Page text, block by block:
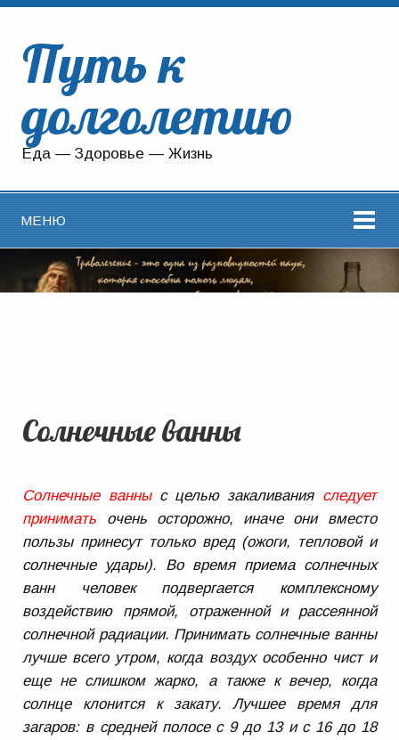
Путь к
долголетию
Еда — Здоровье — Жизнь
МЕНЮ
Солнечные ванны
Солнечные ванныс целью закаливанияследует
принимать очень осторожно, иначе они вместо
пользы принесут только вред (ожоги, тепловой и
солнечные удары). Во время приема солнечных
ванн человек подвергается комплексному
воздействию прямой, отраженной и рассеянной
солнечной радиации. Принимать солнечные ванны
лучше всего утром, когда воздух особенно чист и
еще не слишком жарко, а также к вечер, когда
солнце клонится к закату. Лучшее время для
загаров: в средней полосе с 9 до 13 и с 16 до 18